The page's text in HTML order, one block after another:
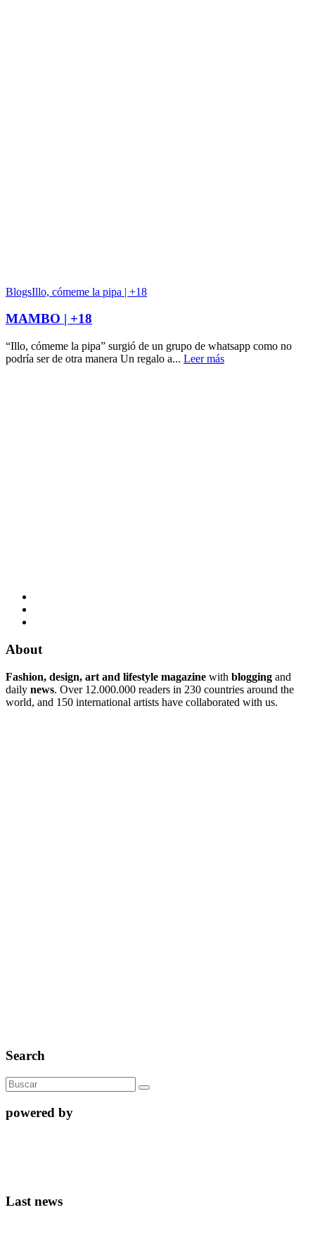
BlogsIllo, cómeme la pipa | +18
MAMBO | +18
“Illo, cómeme la pipa” surgió de un grupo de whatsapp como no
podría ser de otra manera Un regalo a... Leer más
About
Fashion, design, art and lifestyle magazine with blogging and
daily news. Over 12.000.000 readers in 230 countries around the
world, and 150 international artists have collaborated with us.
Search
powered by
Last news